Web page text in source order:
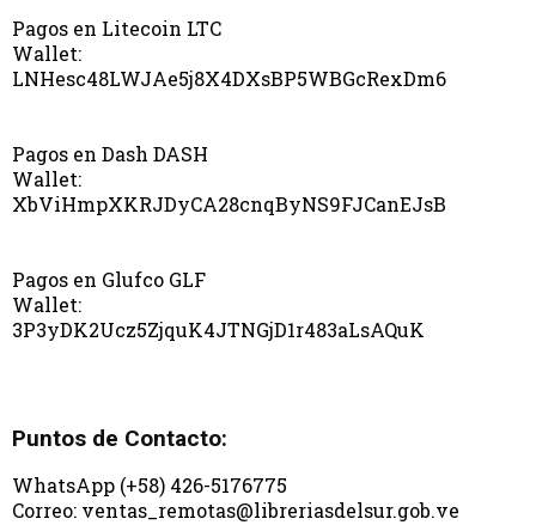
Pagos en Litecoin LTC
Wallet:
LNHesc48LWJAe5j8X4DXsBP5WBGcRexDm6
Pagos en Dash DASH
Wallet:
XbViHmpXKRJDyCA28cnqByNS9FJCanEJsB
Pagos en Glufco GLF
Wallet:
3P3yDK2Ucz5ZjquK4JTNGjD1r483aLsAQuK
Puntos de Contacto:
WhatsApp (+58) 426-5176775
Correo: ventas_remotas@libreriasdelsur.gob.ve